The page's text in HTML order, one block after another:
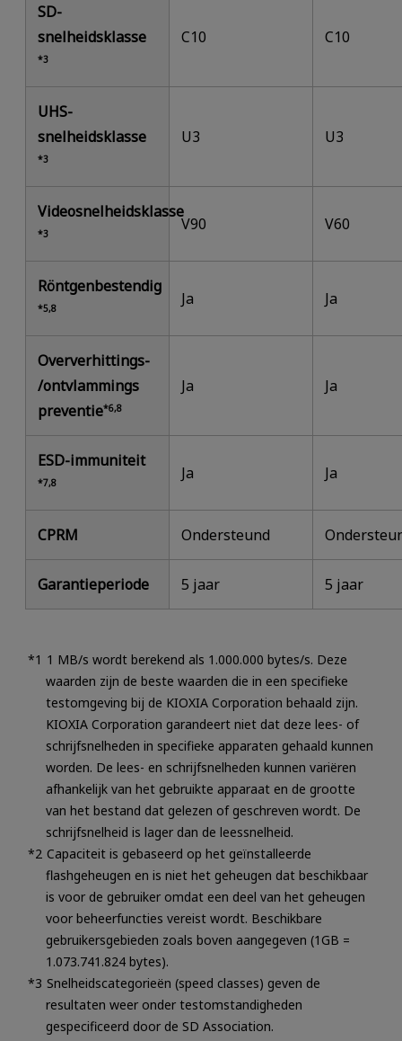
SD-
snelheidsklasse
*3
C10 C10
UHS-
snelheidsklasse
*3
U3 U3
Videosnelheidsklasse
*3 V90 V60
Röntgenbestendig
*5,8 Ja Ja
Oververhittings-
/ontvlammings
preventie*6,8
Ja Ja
ESD-immuniteit
*7,8 Ja Ja
CPRM Ondersteund
Garantieperiode 5 jaar 5 jaar
1 MB/s wordt berekend als 1.000.000 bytes/s. Deze
waarden zijn de beste waarden die in een specifieke
testomgeving bij de KIOXIA Corporation behaald zijn.
KIOXIA Corporation garandeert niet dat deze lees- of
schrijfsnelheden in specifieke apparaten gehaald kunnen
worden. De lees- en schrijfsnelheden kunnen variëren
afhankelijk van het gebruikte apparaat en de grootte
van het bestand dat gelezen of geschreven wordt. De
schrijfsnelheid is lager dan de leessnelheid.
Capaciteit is gebaseerd op het geïnstalleerde
flashgeheugen en is niet het geheugen dat beschikbaar
is voor de gebruiker omdat een deel van het geheugen
voor beheerfuncties vereist wordt. Beschikbare
gebruikersgebieden zoals boven aangegeven (1GB =
1.073.741.824 bytes).
Snelheidscategorieën (speed classes) geven de
resultaten weer onder testomstandigheden
gespecificeerd door de SD Association.